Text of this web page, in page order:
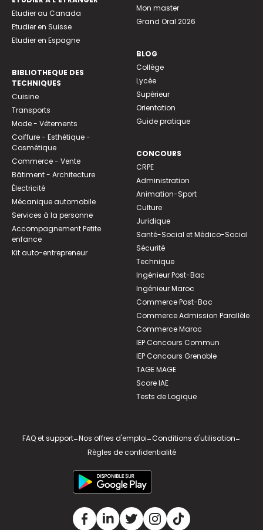
Etudier au Canada
Etudier en Suisse
Etudier en Espagne
BIBLIOTHEQUE DES
TECHNIQUES
Cuisine
Transports
Mode - Vêtements
Coiffure - Esthétique -
Cosmétique
Commerce - Vente
Bâtiment - Architecture
Électricité
Mécanique automobile
Services à la personne
Accompagnement Petite
enfance
Kit auto-entrepreneur
Mon master
Grand Oral 2026
BLOG
Collège
Lycée
Supérieur
Orientation
Guide pratique
CONCOURS
CRPE
Administration
Animation-Sport
Culture
Juridique
Santé-Social et Médico-Social
Sécurité
Technique
Ingénieur Post-Bac
Ingénieur Maroc
Commerce Post-Bac
Commerce Admission Parallèle
Commerce Maroc
IEP Concours Commun
IEP Concours Grenoble
TAGE MAGE
Score IAE
Tests de Logique
FAQ et support-Nos offres d'emploi-Conditions d'utilisation-
Règles de confidentialité